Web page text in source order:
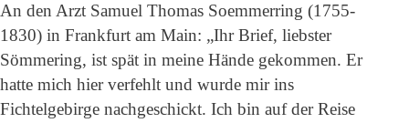
An den Arzt Samuel Thomas Soemmerring (1755-
1830) in Frankfurt am Main: „Ihr Brief, liebster
Sömmering, ist spät in meine Hände gekommen. Er
hatte mich hier verfehlt und wurde mir ins
Fichtelgebirge nachgeschickt. Ich bin auf der Reise